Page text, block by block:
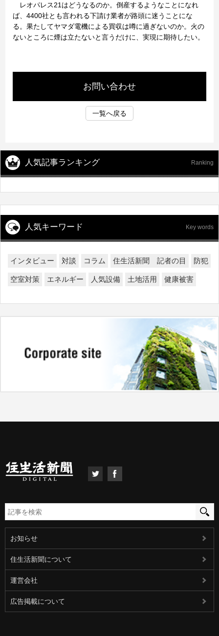
レオパレス21はどうなるのか。倒産するようなことになれ
ば、4400社とも言われる下請け業者が路頭に迷うことにな
る。果たしてヤマダ電機による買収は噂に過ぎないのか。火の
ないところに煙は立たないと言うだけに、実現に期待したい。
お問い合わせ
一覧へ戻る
人気記事ランキング Ranking
人気キーワード Key words
インタビュー 対談 コラム 住生活新聞 記者の目 防犯
空室対策 エネルギー 人気設備 土地活用 健康被害
お知らせ
住生活新聞について
運営会社
広告掲載について